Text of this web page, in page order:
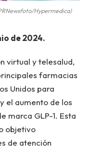
Hypermedica)
de 2024.
virtual y telesalud,
farmacias
Unidos para
el aumento de los
marca GLP-1. Esta
objetivo
de atención